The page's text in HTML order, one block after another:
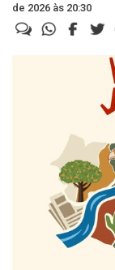
de 2026 às 20:30